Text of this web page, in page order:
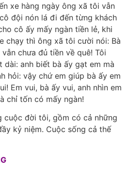
xe hàng ngày ông xã tôi vẫn
đội nón lá đi đến từng khách
cô ấy mấy ngàn tiền lẻ, khi
chạy thì ông xã tôi cười nói: Bà
chưa đủ tiền về quê! Tôi
dài: anh biết bà ấy gạt em mà
hỏi: vậy chứ em giúp bà ấy em
Em vui, bà ấy vui, anh nhìn em
chỉ tốn có mấy ngàn!
cuộc đời tôi, gồm có cả những
kỷ niệm. Cuộc sống cả thế